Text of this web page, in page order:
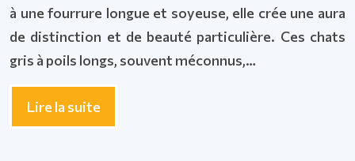
à une fourrure longue et soyeuse, elle crée une aura
de distinction et de beauté particulière. Ces chats
gris à poils longs, souvent méconnus,…
Lire la suite